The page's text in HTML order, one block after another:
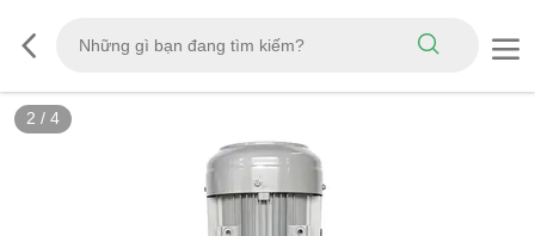
3 / 4